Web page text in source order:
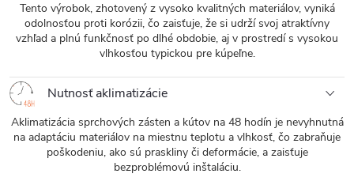
Tento výrobok, zhotovený z vysoko kvalitných materiálov, vyniká
odolnosťou proti korózii, čo zaisťuje, že si udrží svoj atraktívny
vzhľad a plnú funkčnosť po dlhé obdobie, aj v prostredí s vysokou
vlhkosťou typickou pre kúpeľne.
Nutnosť aklimatizácie
Aklimatizácia sprchových zásten a kútov na 48 hodín je nevyhnutná
na adaptáciu materiálov na miestnu teplotu a vlhkosť, čo zabraňuje
poškodeniu, ako sú praskliny či deformácie, a zaisťuje
bezproblémovú inštaláciu.